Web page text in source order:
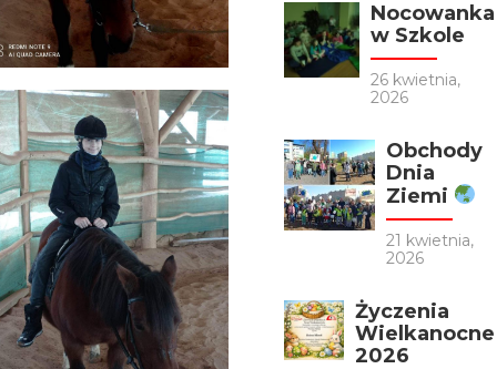
Nocowanka
w Szkole
26 kwietnia,
2026
Obchody
Dnia
Ziemi
21 kwietnia,
2026
Życzenia
Wielkanocne
2026